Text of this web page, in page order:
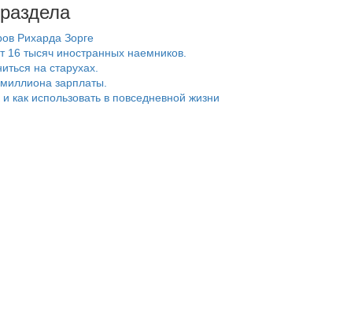
Рихарда Зорге
тысяч иностранных наемников.
на старухах.
зарплаты.
и как использовать в повседневной жизни